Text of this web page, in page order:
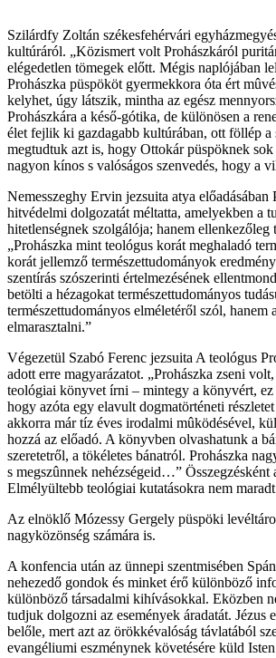
Szilárdfy Zoltán székesfehérvári
kultúráról. „Közismert volt Prohászkáról
elégedetlen tömegek előtt. Mégis naplójában
Prohászka püspököt gyermekkora óta ért
kelyhet, úgy látszik, mintha az egész
Prohászkára a késő-gótika, de különösen a
élet fejlik ki gazdagabb kultúrában, ott föllép a
megtudtuk azt is, hogy Ottokár püspöknek
nagyon kínos s valóságos szenvedés, hogy a
Nemesszeghy Ervin jezsuita atya
hitvédelmi dolgozatát méltatta, amelyekben a
hitetlenségnek szolgálója; hanem
„Prohászka mint teológus korát meghaladó
korát jellemző természettudományok
szentírás szószerinti értelmezésének
betölti a hézagokat természettudományos
természettudományos elméletéről szól,
elmarasztalni.”
Végezetül Szabó Ferenc jezsuita A teológus
adott erre magyarázatot. „Prohászka zseni
teológiai könyvet írni – mintegy a könyvért,
hogy azóta egy elavult dogmatörténeti
akkorra már tíz éves irodalmi mûködésével,
hozzá az előadó. A könyvben olvashatunk a
szeretetről, a tökéletes bánatról. Prohászka
s megszûnnek nehézségeid…”
Elmélyültebb teológiai kutatásokra nem
Az elnöklő Mózessy Gergely püspöki
nagyközönség számára is.
A konfencia után az ünnepi szentmisében
nehezedő gondok és minket érő különböző
különböző társadalmi kihívásokkal. Eközben
tudjuk dolgozni az események áradatát.
belőle, mert azt az örökkévalóság távlatából
evangéliumi eszménynek követésére küld